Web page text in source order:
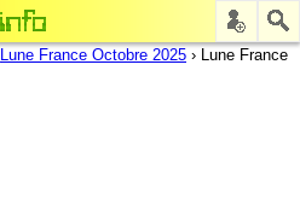
Lune France Octobre 2025 › Lune France